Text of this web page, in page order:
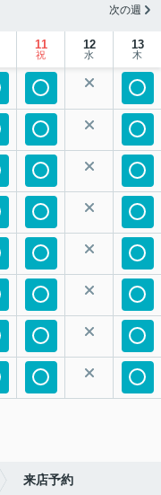
次の週
11
祝
12
水
13
木
来店予約